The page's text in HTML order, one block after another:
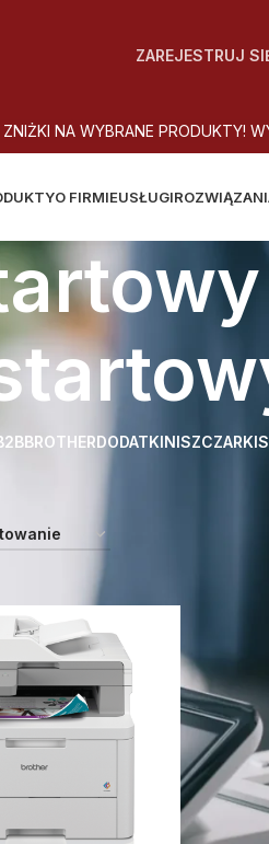
ZAREJESTRUJ
ZNIŻKI NA WYBRANE PRODUKTY! W
O FIRMIEUSŁUGI
BROTHERDODATKINISZCZARKI